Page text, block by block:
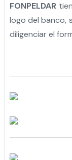
FONPELDAR
logo del banco,
diligenciar el